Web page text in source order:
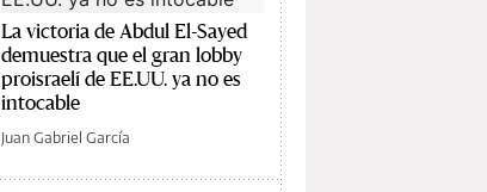
La victoria de Abdul El-Sayed
demuestra que el gran lobby
proisraelí de EE.UU. ya no es
intocable
Juan Gabriel García